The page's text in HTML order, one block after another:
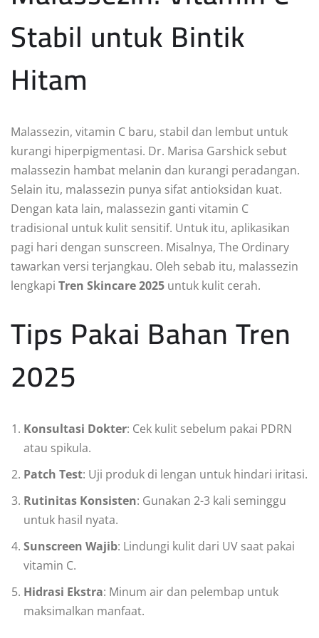
Stabil untuk Bintik
Hitam
Malassezin, vitamin C baru, stabil dan lembut untuk
kurangi hiperpigmentasi. Dr. Marisa Garshick sebut
malassezin hambat melanin dan kurangi peradangan.
Selain itu, malassezin punya sifat antioksidan kuat.
Dengan kata lain, malassezin ganti vitamin C
tradisional untuk kulit sensitif. Untuk itu, aplikasikan
pagi hari dengan sunscreen. Misalnya, The Ordinary
tawarkan versi terjangkau. Oleh sebab itu, malassezin
lengkapi Tren Skincare 2025 untuk kulit cerah.
Tips Pakai Bahan Tren
2025
Konsultasi Dokter: Cek kulit sebelum pakai PDRN
atau spikula.
Patch Test: Uji produk di lengan untuk hindari iritasi.
Rutinitas Konsisten: Gunakan 2-3 kali seminggu
untuk hasil nyata.
Sunscreen Wajib: Lindungi kulit dari UV saat pakai
vitamin C.
Hidrasi Ekstra: Minum air dan pelembap untuk
maksimalkan manfaat.